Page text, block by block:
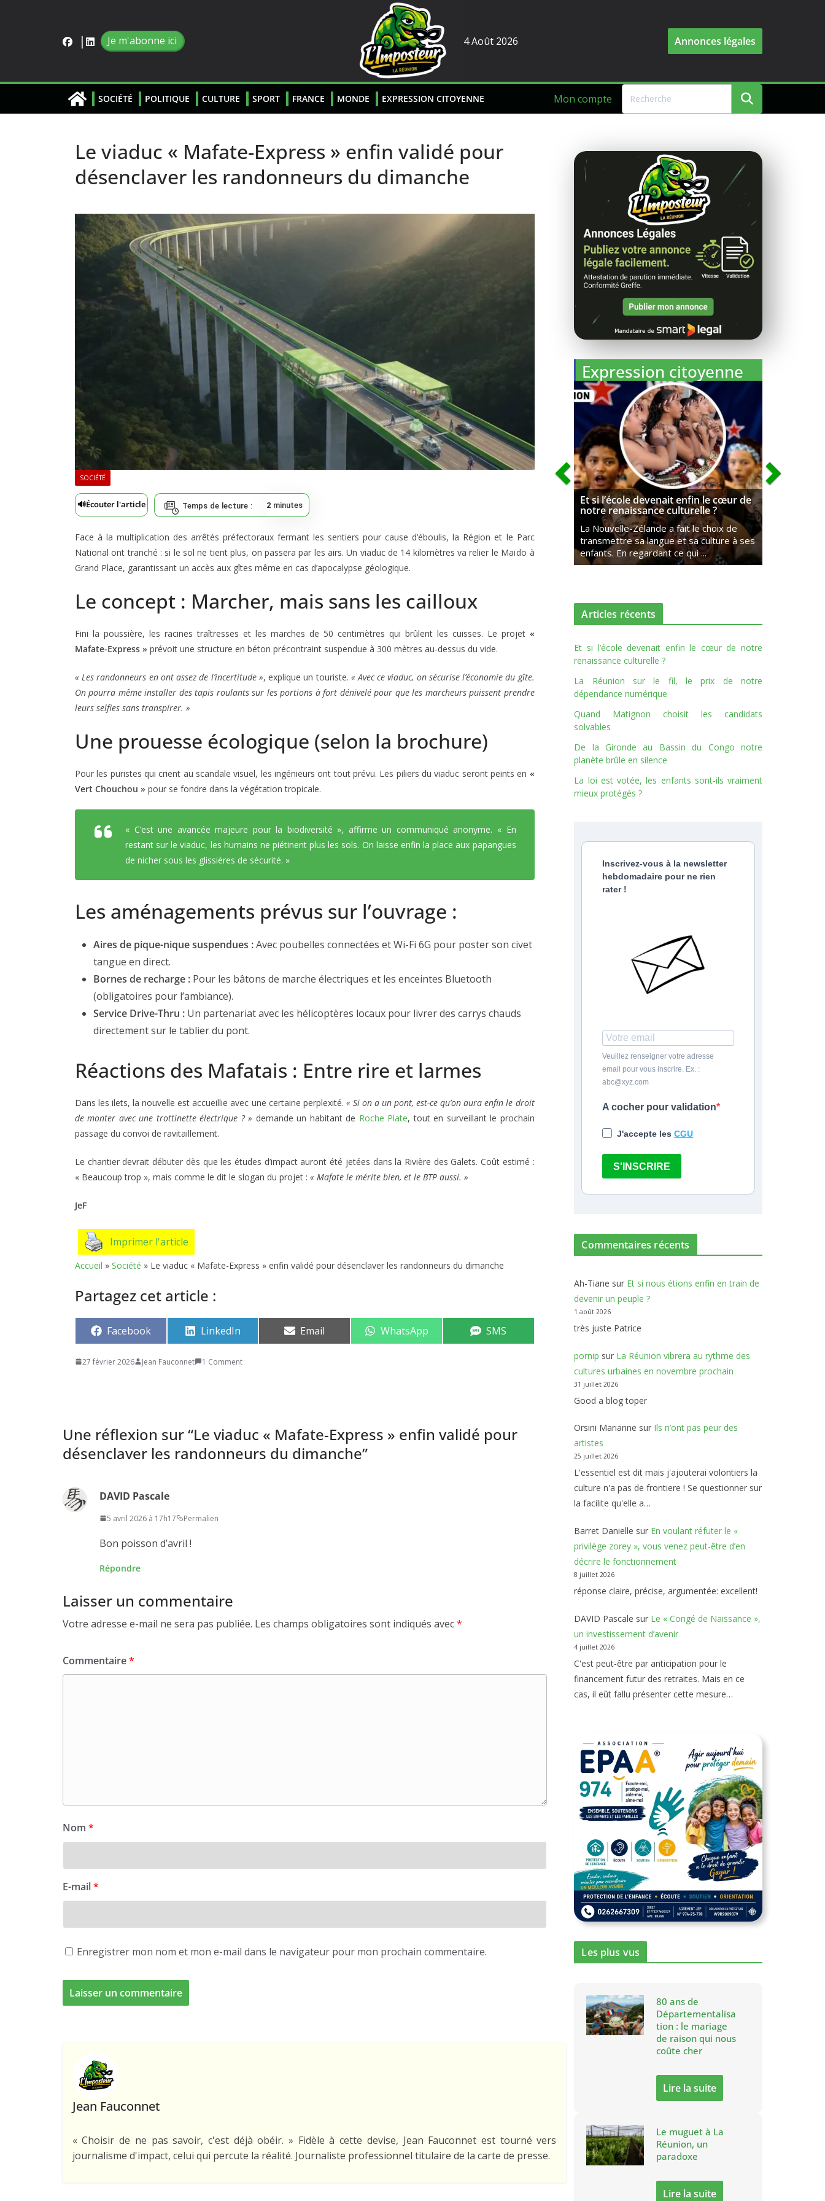
Je m'abonne ici 4 Août 2026 Annonces légales
SOCIÉTÉ POLITIQUE CULTURE SPORT FRANCE MONDE EXPRESSION CITOYENNE Mon compte
Le viaduc « Mafate-Express » enfin validé pour
désenclaver les randonneurs du dimanche
SOCIÉTÉ
🔊Écouter l'article Temps de lecture : 2 minutes
Face à la multiplication des arrêtés préfectoraux fermant les sentiers pour cause d’éboulis, la Région et le Parc
National ont tranché : si le sol ne tient plus, on passera par les airs. Un viaduc de 14 kilomètres va relier le Maïdo à
Grand Place, garantissant un accès aux gîtes même en cas d’apocalypse géologique.
Le concept : Marcher, mais sans les cailloux
Fini la poussière, les racines traîtresses et les marches de 50 centimètres qui brûlent les cuisses. Le projet «
Mafate-Express » prévoit une structure en béton précontraint suspendue à 300 mètres au-dessus du vide.
« Les randonneurs en ont assez de l’incertitude », explique un touriste. « Avec ce viaduc, on sécurise l’économie du gîte.
On pourra même installer des tapis roulants sur les portions à fort dénivelé pour que les marcheurs puissent prendre
leurs selfies sans transpirer. »
Une prouesse écologique (selon la brochure)
Pour les puristes qui crient au scandale visuel, les ingénieurs ont tout prévu. Les piliers du viaduc seront peints en «
Vert Chouchou » pour se fondre dans la végétation tropicale.
« C’est une avancée majeure pour la biodiversité », affirme un communiqué anonyme. « En
restant sur le viaduc, les humains ne piétinent plus les sols. On laisse enfin la place aux papangues
de nicher sous les glissières de sécurité. »
Les aménagements prévus sur l’ouvrage :
Aires de pique-nique suspendues :Avec poubelles connectées et Wi-Fi 6G pour poster son civet
tangue en direct.
Bornes de recharge : Pour les bâtons de marche électriques et les enceintes Bluetooth
(obligatoires pour l’ambiance).
Service Drive-Thru : Un partenariat avec les hélicoptères locaux pour livrer des carrys chauds
directement sur le tablier du pont.
Réactions des Mafatais : Entre rire et larmes
Dans les ilets, la nouvelle est accueillie avec une certaine perplexité. « Si on a un pont, est-ce qu’on aura enfin le droit
de monter avec une trottinette électrique ? » demande un habitant de Roche Plate, tout en surveillant le prochain
passage du convoi de ravitaillement.
Le chantier devrait débuter dès que les études d’impact auront été jetées dans la Rivière des Galets. Coût estimé :
« Beaucoup trop », mais comme le dit le slogan du projet : « Mafate le mérite bien, et le BTP aussi. »
JeF
Imprimer l'article
Accueil » Société » Le viaduc « Mafate-Express » enfin validé pour désenclaver les randonneurs du dimanche
Partagez cet article :
Share
Facebook Share
LinkedIn Share
Email Share
WhatsApp Share
SMS
27 février 2026 Jean Fauconnet 1 Comment
Une réflexion sur “Le viaduc « Mafate-Express » enfin validé pour
désenclaver les randonneurs du dimanche”
DAVID Pascale
5 avril 2026 à 17h17 Permalien
Bon poisson d’avril !
Répondre
Laisser un commentaire
Votre adresse e-mail ne sera pas publiée. Les champs obligatoires sont indiqués avec*
Commentaire*
Nom *
E-mail*
Enregistrer mon nom et mon e-mail dans le navigateur pour mon prochain commentaire.
Jean Fauconnet
« Choisir de ne pas savoir, c'est déjà obéir. » Fidèle à cette devise, Jean Fauconnet est tourné vers
journalisme d'impact, celui qui percute la réalité. Journaliste professionnel titulaire de la carte de presse.
Expression citoyenne
Et si l’école devenait enfin le cœur de
notre renaissance culturelle ?
La Nouvelle-Zélande a fait le choix de
transmettre sa langue et sa culture à ses
enfants. En regardant ce qui ...
Articles récents
Et si l’école devenait enfin le cœur de notre
renaissance culturelle ?
La Réunion sur le fil, le prix de notre
dépendance numérique
Quand Matignon choisit les candidats
solvables
De la Gironde au Bassin du Congo notre
planète brûle en silence
La loi est votée, les enfants sont-ils vraiment
mieux protégés ?
Inscrivez-vous à la newsletter
hebdomadaire pour ne rien
rater !
Veuillez renseigner votre adresse
email pour vous inscrire. Ex. :
abc@xyz.com
A cocher pour validation
J'accepte lesCGU
S'INSCRIRE
Commentaires récents
Ah-Tiane sur Et si nous étions enfin en train de
devenir un peuple ?
1 août 2026
très juste Patrice
pornip sur La Réunion vibrera au rythme des
cultures urbaines en novembre prochain
31 juillet 2026
Good a blog toper
Orsini Marianne sur Ils n’ont pas peur des
artistes
25 juillet 2026
L'essentiel est dit mais j'ajouterai volontiers la
culture n'a pas de frontiere ! Se questionner sur
la facilite qu'elle a…
Barret Danielle sur En voulant réfuter le «
privilège zorey », vous venez peut-être d’en
décrire le fonctionnement
8 juillet 2026
réponse claire, précise, argumentée: excellent!
DAVID Pascale sur Le « Congé de Naissance »,
un investissement d’avenir
4 juillet 2026
C'est peut-être par anticipation pour le
financement futur des retraites. Mais en ce
cas, il eût fallu présenter cette mesure…
Les plus vus
80 ans de
Départementalisa
tion : le mariage
de raison qui nous
coûte cher
Lire la suite
Le muguet à La
Réunion, un
paradoxe
Lire la suite